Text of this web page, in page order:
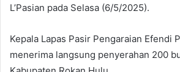
L’Pasian pada Selasa (6/5/2025).
Kepala Lapas Pasir Pengaraian Efendi
menerima langsung penyerahan 200